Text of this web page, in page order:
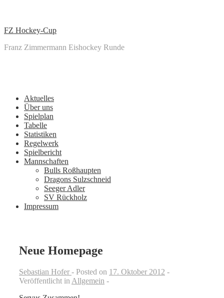
zentralen
Inhalt
FZ Hockey-Cup
Franz Zimmermann Eishockey Runde
Navigation
Aktuelles
Über uns
Spielplan
Tabelle
Statistiken
Regelwerk
Spielbericht
Mannschaften
Bulls Roßhaupten
Dragons Sulzschneid
Seeger Adler
SV Rückholz
Impressum
Neue Homepage
Sebastian Hofer Posted on 17. Oktober 2012
Veröffentlicht in Allgemein